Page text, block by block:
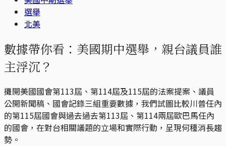
選舉
北美
數據帶你看：美國期中選舉，親台議員誰
主浮沉？
攤開美國國會第113屆、第114屆及115屆的法案提案、議員
公開新聞稿、國會記錄三組重要數據，我們試圖比較川普任內
的第115屆國會與過去過去第113屆、第114兩屆歐巴馬任內
的國會，在對台相關議題的立場和實際行動，呈現何種消長趨
勢。